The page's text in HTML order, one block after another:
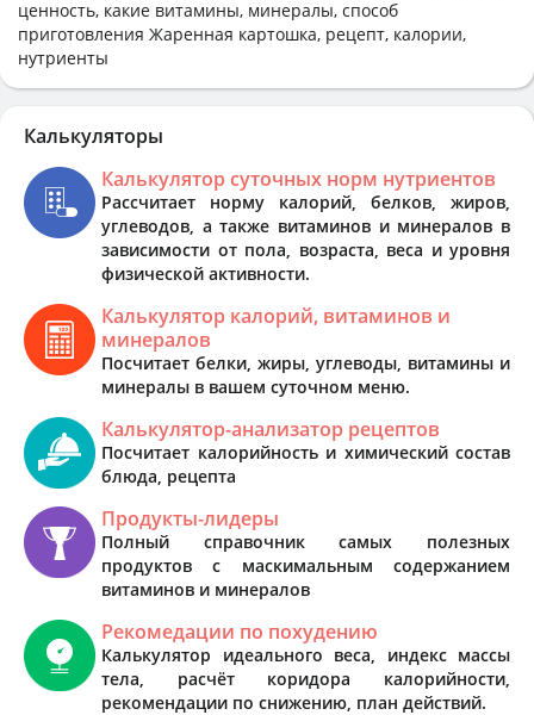
ценность, какие витамины, минералы, способ
приготовления Жаренная картошка, рецепт, калории,
нутриенты
Калькуляторы
Калькулятор суточных норм нутриентов
Рассчитает норму калорий, белков, жиров,
углеводов, а также витаминов и минералов в
зависимости от пола, возраста, веса и уровня
физической активности.
Калькулятор калорий, витаминов и
минералов
Посчитает белки, жиры, углеводы, витамины и
минералы в вашем суточном меню.
Калькулятор-анализатор рецептов
Посчитает калорийность и химический состав
блюда, рецепта
Продукты-лидеры
Полный справочник самых полезных
продуктов с маскимальным содержанием
витаминов и минералов
Рекомедации по похудению
Калькулятор идеального веса, индекс массы
тела, расчёт коридора калорийности,
рекомендации по снижению, план действий.